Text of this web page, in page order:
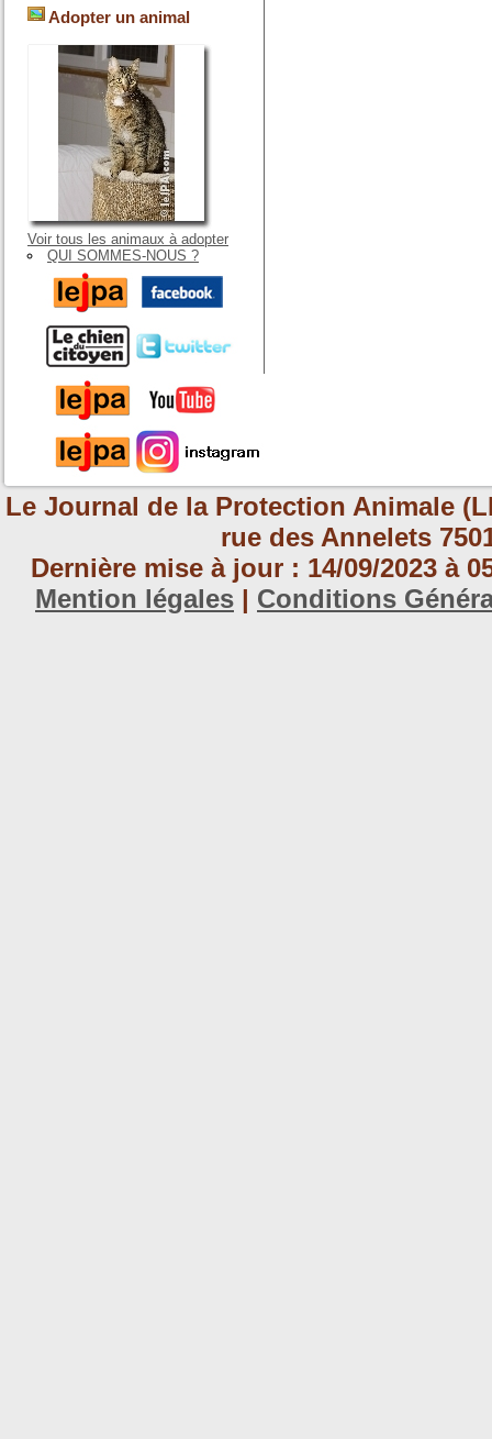
Adopter un animal
Voir tous les animaux à adopter
QUI SOMMES-NOUS ?
Le Journal de la Protection Animale
rue des Annelets
Dernière mise à jour : 14/09/2023 à
Mention légales | Conditions